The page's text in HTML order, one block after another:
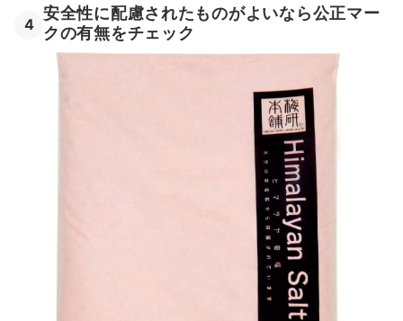
4
安全性に配慮されたものがよいなら公正マー
クの有無をチェック